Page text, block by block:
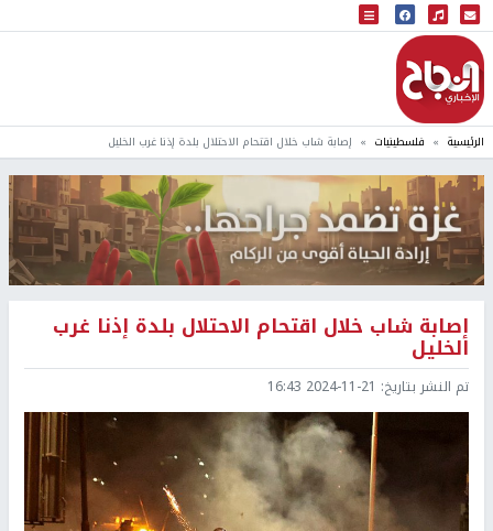
البث المباشر
إذاعة النجاح
الرئيسية فلسطينيات إصابة شاب خلال اقتحام الاحتلال بلدة إذنا غرب الخليل
إصابة شاب خلال اقتحام الاحتلال بلدة إذنا غرب
الخليل
تم النشر بتاريخ: 2024-11-21 16:43